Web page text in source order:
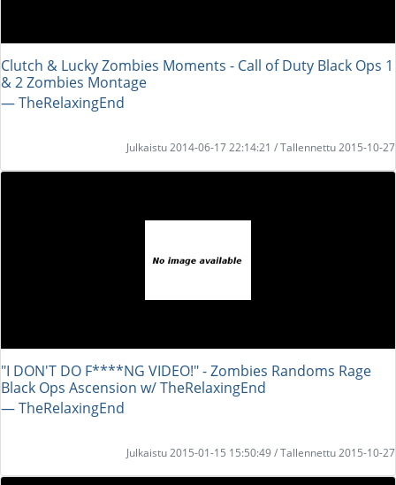
Clutch & Lucky Zombies Moments - Call of Duty Black Ops 1
& 2 Zombies Montage
― TheRelaxingEnd
Julkaistu 2014-06-17 22:14:21 / Tallennettu 2015-10-27
"I DON'T DO F****NG VIDEO!" - Zombies Randoms Rage
Black Ops Ascension w/ TheRelaxingEnd
― TheRelaxingEnd
Julkaistu 2015-01-15 15:50:49 / Tallennettu 2015-10-27